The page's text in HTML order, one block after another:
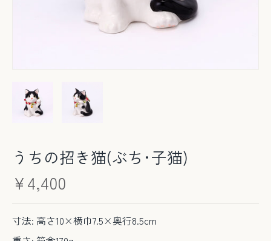
うちの招き猫(ぶち･子猫)
¥4,400
寸法: 高さ10×横巾7.5×奥行8.5cm